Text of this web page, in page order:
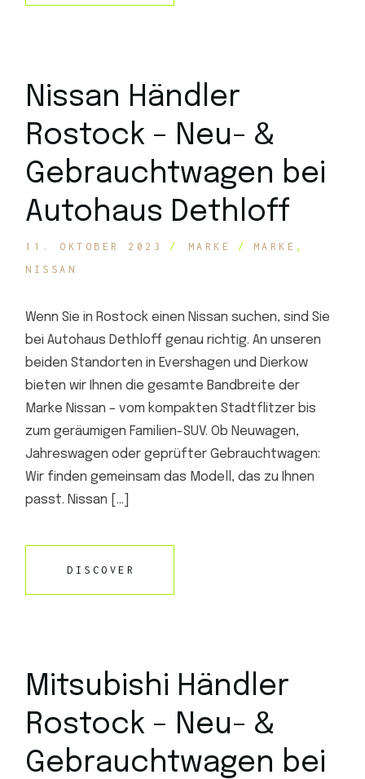
Nissan Händler
Rostock – Neu- &
Gebrauchtwagen bei
Autohaus Dethloff
11. OKTOBER 2023 MARKE
MARKE
NISSAN
Wenn Sie in Rostock einen Nissan suchen, sind Sie
bei Autohaus Dethloff genau richtig. An unseren
beiden Standorten in Evershagen und Dierkow
bieten wir Ihnen die gesamte Bandbreite der
Marke Nissan – vom kompakten Stadtflitzer bis
zum geräumigen Familien-SUV. Ob Neuwagen,
Jahreswagen oder geprüfter Gebrauchtwagen:
Wir finden gemeinsam das Modell, das zu Ihnen
passt. Nissan […]
DISCOVER
Mitsubishi Händler
Rostock – Neu- &
Gebrauchtwagen bei